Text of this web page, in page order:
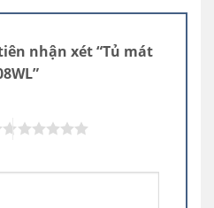
nhận xét “Tủ mát